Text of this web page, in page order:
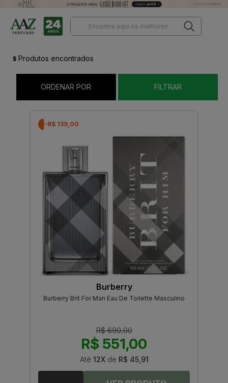
5 Produtos encontrados
ORDENAR POR FILTRAR
-R$ 139,00
Burberry
Burberry Brit For Man Eau De Toilette Masculino
R$ 690,00
R$ 551,00
Até 12Xde R$ 45,91